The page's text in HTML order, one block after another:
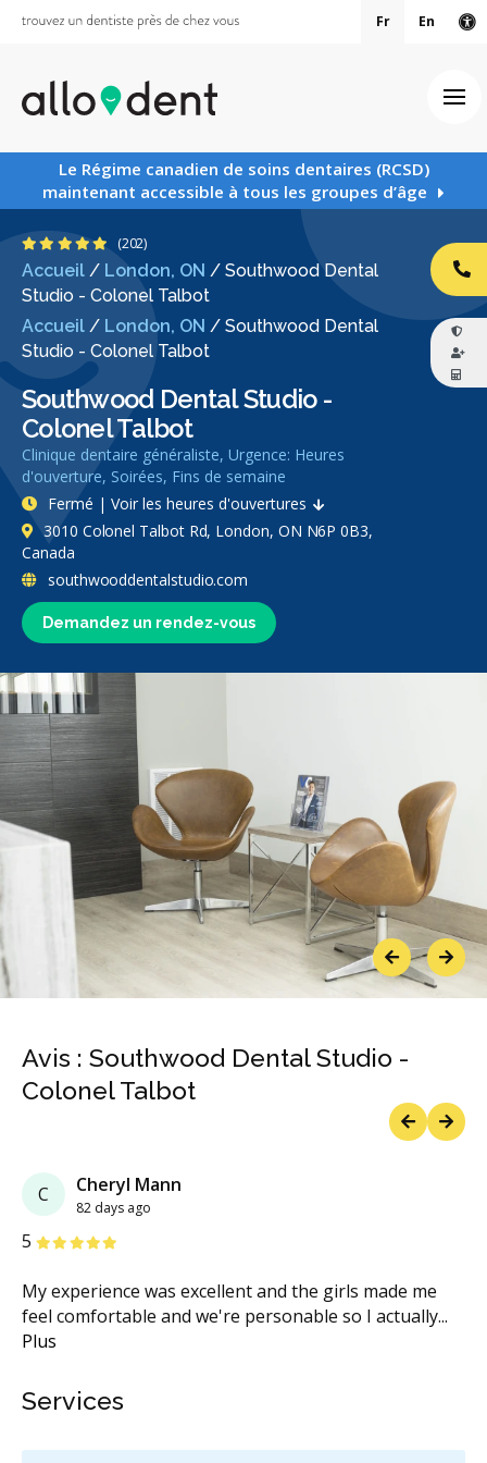
Fr En
Le Régime canadien de soins dentaires (RCSD)
maintenant accessible à tous les groupes d’âge
Accueil / London, ON / Southwood Dental
Studio - Colonel Talbot
Accueil / London, ON / Southwood Dental
Studio - Colonel Talbot
Southwood Dental Studio -
Colonel Talbot
Clinique dentaire généraliste, Urgence: Heures
d'ouverture, Soirées, Fins de semaine
4.8 étoiles
(202)
Demandez un rendez-vous
Fermé | Voir les heures d'ouvertures
3010 Colonel Talbot Rd, London, ON N6P 0B3,
Canada
southwooddentalstudio.com
PreviousNext
Avis : Southwood Dental Studio -
Colonel Talbot
C Cheryl Mann
82 days ago
5 étoiles
My experience was excellent and the girls made me
feel comfortable and we're personable so I actually...
Plus
étoiles
étoiles
étoiles
étoiles
Services